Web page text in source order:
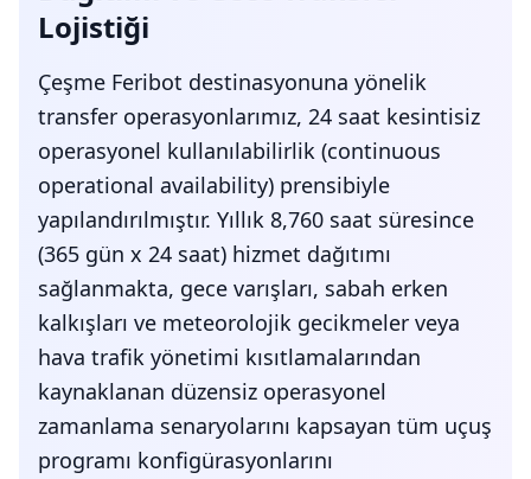
Lojistiği
Çeşme Feribot destinasyonuna yönelik
transfer operasyonlarımız, 24 saat kesintisiz
operasyonel kullanılabilirlik (continuous
operational availability) prensibiyle
yapılandırılmıştır. Yıllık 8,760 saat süresince
(365 gün x 24 saat) hizmet dağıtımı
sağlanmakta, gece varışları, sabah erken
kalkışları ve meteorolojik gecikmeler veya
hava trafik yönetimi kısıtlamalarından
kaynaklanan düzensiz operasyonel
zamanlama senaryolarını kapsayan tüm uçuş
programı konfigürasyonlarını